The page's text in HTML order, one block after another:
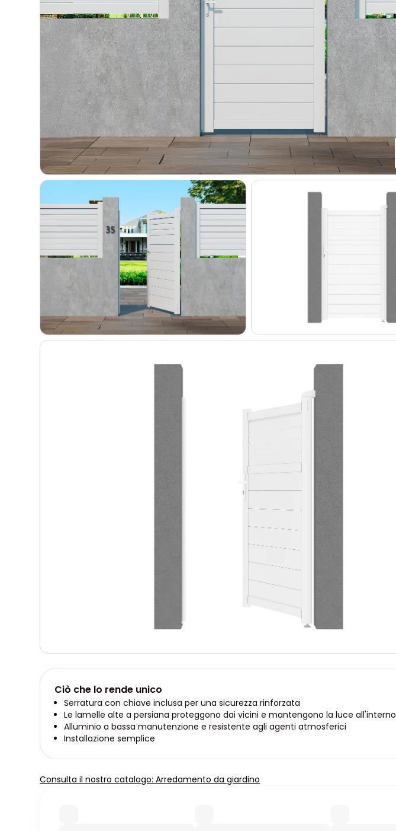
Ciò che lo rende unico
Serratura con chiave inclusa per una sicurezza rinforzata
Le lamelle alte a persiana proteggono dai vicini e mantengono la luce all'interno
Alluminio a bassa manutenzione e resistente agli agenti atmosferici
Installazione semplice
Consulta il nostro catalogo: Arredamento da giardino